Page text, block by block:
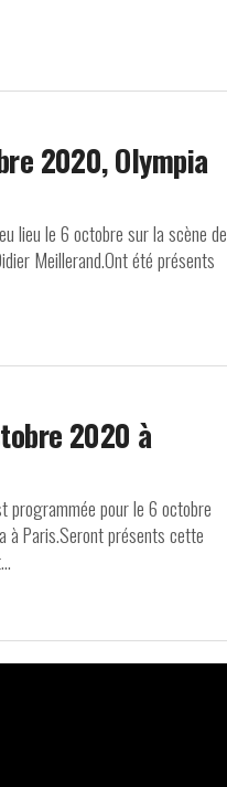
2020, Olympia
lieu le 6 octobre sur la scène de
Meillerand.Ont été présents
2020 à
programmée pour le 6 octobre
à Paris.Seront présents cette